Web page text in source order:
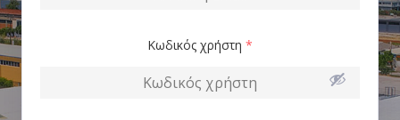
Κωδικός χρήστη *